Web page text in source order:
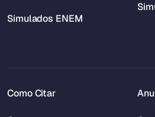
Simulados ENEM
Como Citar